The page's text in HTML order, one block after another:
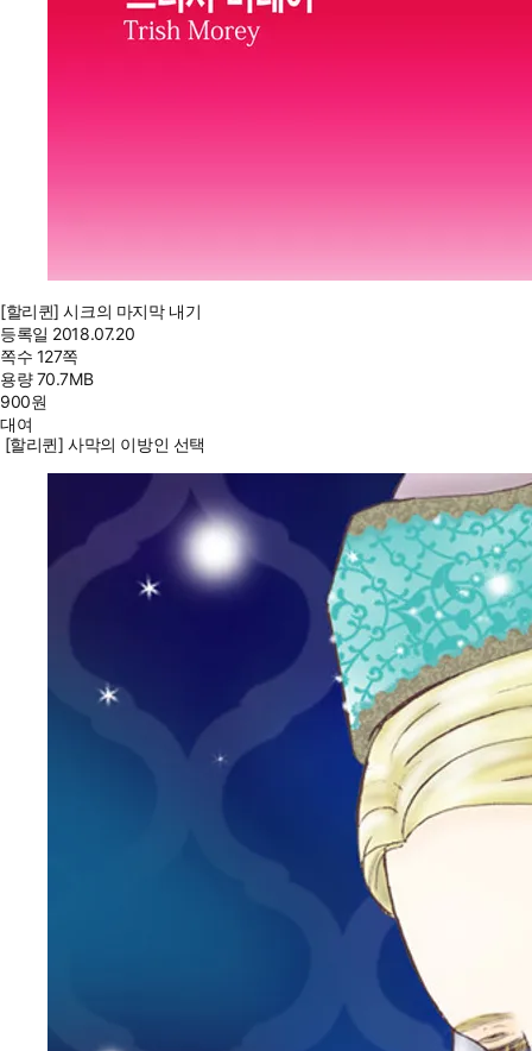
[할리퀸] 시크의 마지막 내기
등록일 2018.07.20
쪽수 127쪽
용량70.7MB
900원
대여
[할리퀸] 사막의 이방인 선택